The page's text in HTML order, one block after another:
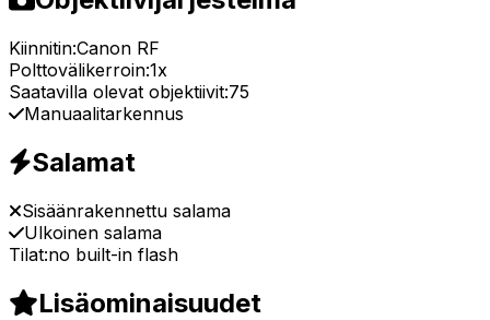
Kiinnitin:Canon RF
Polttovälikerroin:1x
Saatavilla olevat objektiivit:75
Manuaalitarkennus
Salamat
Sisäänrakennettu salama
Ulkoinen salama
Tilat:no built-in flash
Lisäominaisuudet